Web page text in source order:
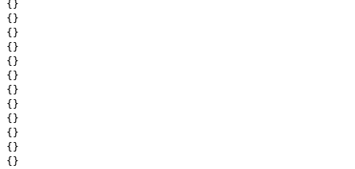
{}
{}
{}
{}
{}
{}
{}
{}
{}
{}
{}
{}